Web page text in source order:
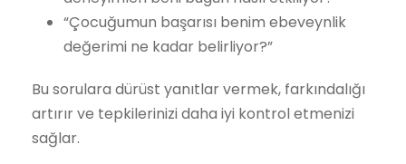
“Çocuğumun başarısı benim ebeveynlik
değerimi ne kadar belirliyor?”
Bu sorulara dürüst yanıtlar vermek, farkındalığı
artırır ve tepkilerinizi daha iyi kontrol etmenizi
sağlar.